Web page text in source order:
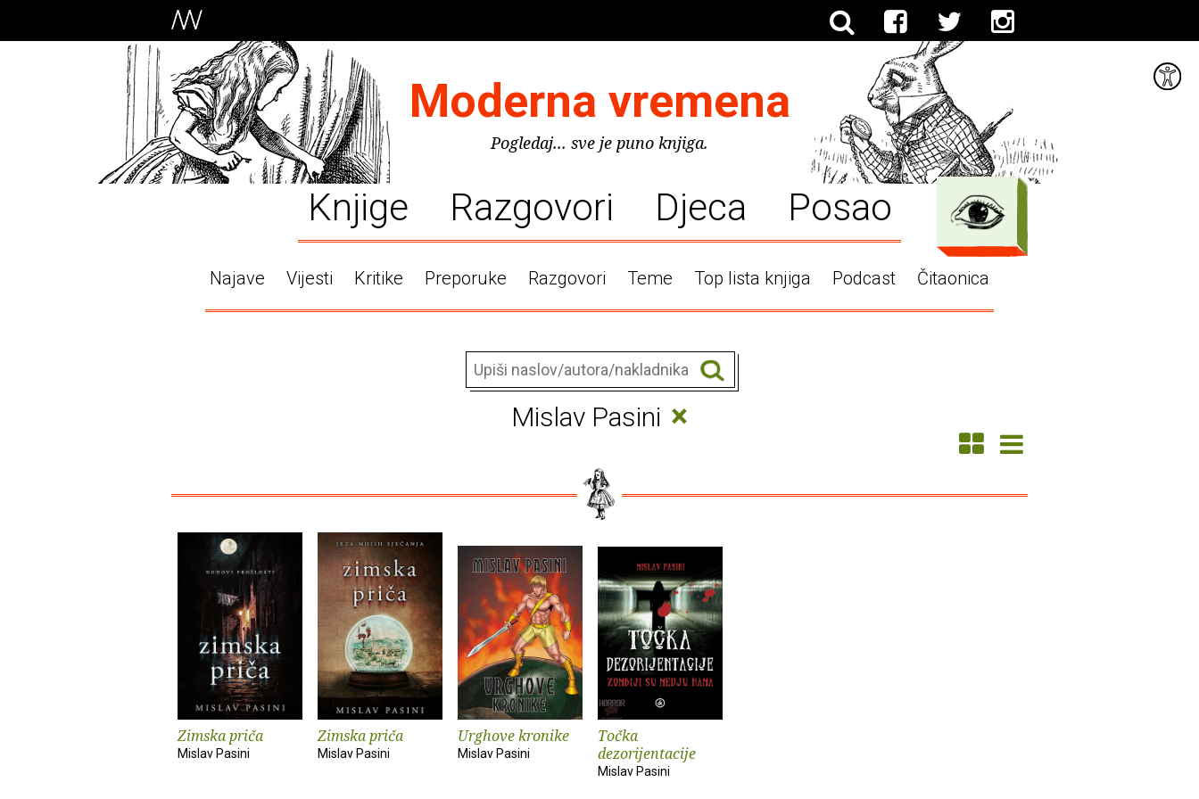
Moderna vremena
Pogledaj... sve je puno knjiga.
Knjige Razgovori Djeca Posao
Najave Vijesti Kritike Preporuke Razgovori Teme Top lista knjiga Podcast Čitaonica
Mislav Pasini ×
Zimska priča
Mislav Pasini
Zimska priča
Mislav Pasini
Urghove kronike
Mislav Pasini
Točka
dezorijentacije
Mislav Pasini